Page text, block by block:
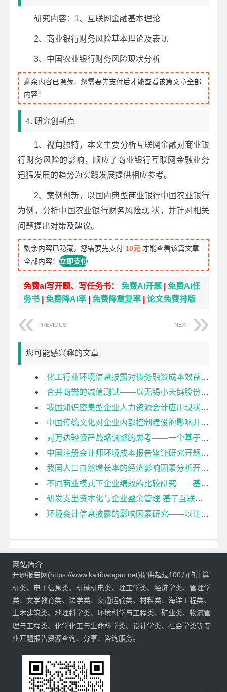
研究内容：1、互联网金融基本理论
2、商业银行财务风险基本理论及表现
3、中国农业银行财务风险现状分析
剩余内容已隐藏，您需要先支付后才能查看该篇文章全部
内容！
4. 研究创新点
1、视角独特，本文主要分析互联网金融对商业银
行财务风险的影响，顺应了商业银行互联网金融业务
迅猛发展的趋势为实践发展提供相应参考。
2、案例创新，以国内典型商业银行中国农业银行
为例，分析中国农业银行财务风险现 状，并针对相关
问题提出对策及建议。
剩余内容已隐藏，您需要先支付 10元 才能查看该篇文章
全部内容！立即支付
免费ai写开题、写任务书：免费Ai开题 |免费Ai任
务书 |免费降AI率 |免费降重复率 |论文免费排版
PREVIOUS NEXT
您可能感兴趣的文章
化工行业环境信息披露对债务融资成本效益分析开题报告
合并商誉的减值测试——以无锡小天鹅股份有限公司为例开题报告
我国知识密集型企业人力资源会计应用现状及对策探究开题报告
中国传统文化对企业内部控制建设的影响开题报告
对万达轻资产战略调整的思考——一个基于财务视角的分析开题报告
中国注册会计师环境成本报告鉴证研究开题报告
我国人口自然增长率的经济影响因素分析开题报告
不同商业模式下企业绩效的比较研究——基于李宁体育用品有限公司的案例分析开题报告
研发支出资本化与企业盈余管理-基于互联网上市公司的研究开题报告
环境会计信息披露的影响因素研究——以江苏省重污染上市公司为例开题报告
网站简介
开题报告网(https://www.kaitibaogao.net)提供超过100万的计算
机类、电子信息类、机械机电类、理工学类、经济学类、管理学
类、文学教育类、法学类、交通运输类、材料类、海洋工程类、
土木建筑类、地理科学类、环境科学与工程类、矿业类、物流管
理与工程类、化学化工与生命科学类、设计学类、社会学类等专
业开题报告资源查询、分享、咨询服务。